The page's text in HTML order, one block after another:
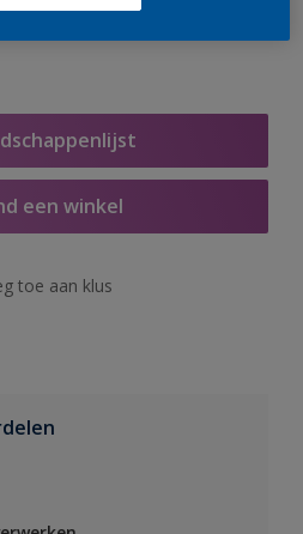
een winkel
toe aan klus